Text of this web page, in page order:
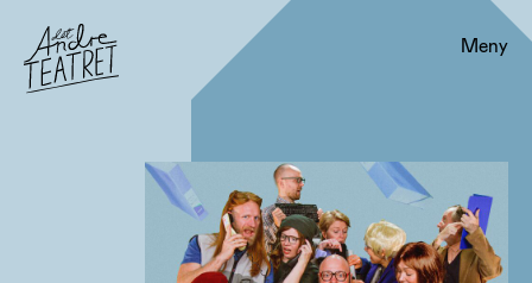
Meny